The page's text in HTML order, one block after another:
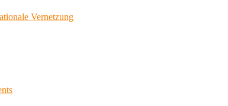
Vernetzung